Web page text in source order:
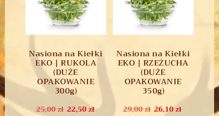
Nasiona na Kiełki
EKO | RUKOLA
(DUŻE
OPAKOWANIE
300g)
25,00zł 22,50zł
Nasiona na Kiełki
EKO | RZEŻUCHA
(DUŻE
OPAKOWANIE
350g)
29,00zł 26,10zł